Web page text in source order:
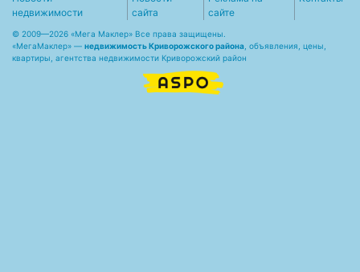
недвижимости
сайта
сайте
© 2009—2026 «Мега Маклер» Все права защищены.
«МегаМаклер» — недвижимость Криворожского района , объявления, цены,
квартиры, агентства недвижимости Криворожский район